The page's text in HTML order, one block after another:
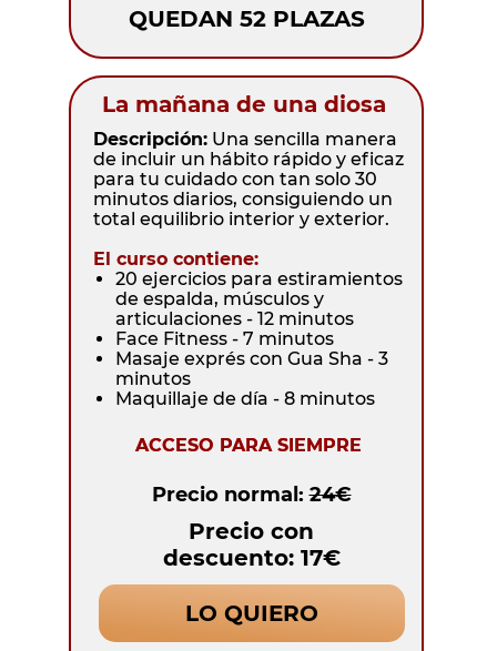
LO QUIERO
Precio con
descuento: 17€
Precio normal:24€
ACCESO PARA SIEMPRE
Descripción: Una sencilla manera
de incluir un hábito rápido y eficaz
para tu cuidado con tan solo 30
minutos diarios, consiguiendo un
total equilibrio interior y exterior.
El curso contiene:
20 ejercicios para estiramientos
de espalda, músculos y
articulaciones - 12 minutos
Face Fitness - 7 minutos
Masaje exprés con Gua Sha - 3
minutos
Maquillaje de día - 8 minutos
La mañana de una diosa
QUEDAN 52 PLAZAS